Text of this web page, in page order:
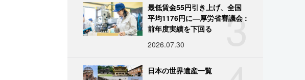
3
最低賃金55円引き上げ、全国
平均1176円に―厚労省審議会 :
前年度実績を下回る
2026.07.30
日本の世界遺産一覧